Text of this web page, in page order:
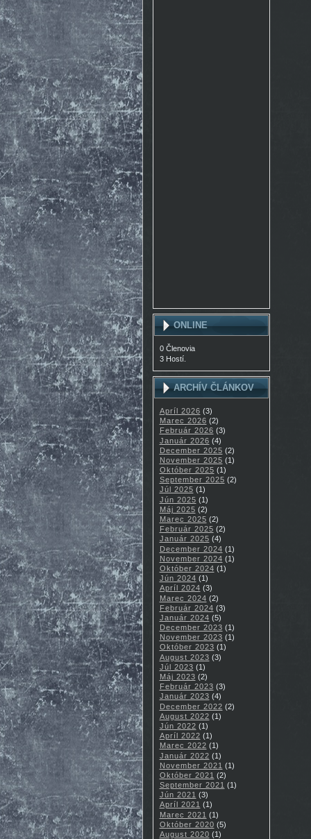
ONLINE
0 Členovia
3 Hostí.
ARCHÍV ČLÁNKOV
Apríl 2026 (3)
Marec 2026 (2)
Február 2026 (3)
Január 2026 (4)
December 2025 (2)
November 2025 (1)
Október 2025 (1)
September 2025 (2)
Júl 2025 (1)
Jún 2025 (1)
Máj 2025 (2)
Marec 2025 (2)
Február 2025 (2)
Január 2025 (4)
December 2024 (1)
November 2024 (1)
Október 2024 (1)
Jún 2024 (1)
Apríl 2024 (3)
Marec 2024 (2)
Február 2024 (3)
Január 2024 (5)
December 2023 (1)
November 2023 (1)
Október 2023 (1)
August 2023 (3)
Júl 2023 (1)
Máj 2023 (2)
Február 2023 (3)
Január 2023 (4)
December 2022 (2)
August 2022 (1)
Jún 2022 (1)
Apríl 2022 (1)
Marec 2022 (1)
Január 2022 (1)
November 2021 (1)
Október 2021 (2)
September 2021 (1)
Jún 2021 (3)
Apríl 2021 (1)
Marec 2021 (1)
Október 2020 (5)
August 2020 (1)